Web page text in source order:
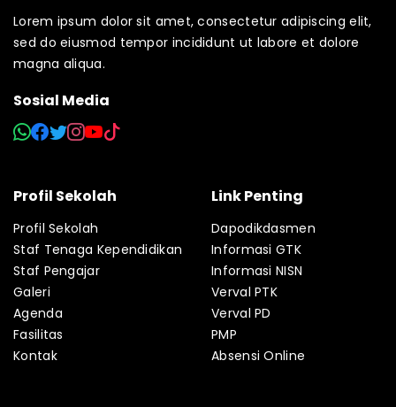
Lorem ipsum dolor sit amet, consectetur adipiscing elit,
sed do eiusmod tempor incididunt ut labore et dolore
magna aliqua.
Sosial Media
Profil Sekolah
Profil Sekolah
Staf Tenaga Kependidikan
Staf Pengajar
Galeri
Agenda
Fasilitas
Kontak
Link Penting
Dapodikdasmen
Informasi GTK
Informasi NISN
Verval PTK
Verval PD
PMP
Absensi Online